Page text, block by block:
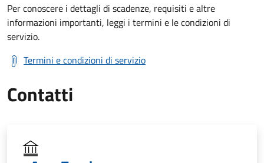
Per conoscere i dettagli di scadenze, requisiti e altre
informazioni importanti, leggi i termini e le condizioni di
servizio.
Termini e condizioni di servizio
Contatti